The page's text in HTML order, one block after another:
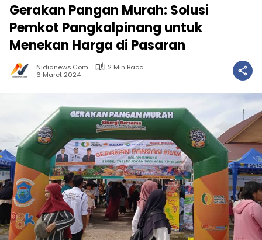
Gerakan Pangan Murah: Solusi
Pemkot Pangkalpinang untuk
Menekan Harga di Pasaran
Nidianews.com
2 Min Baca
6 Maret 2024